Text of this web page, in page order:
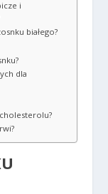
i
białego?
dla